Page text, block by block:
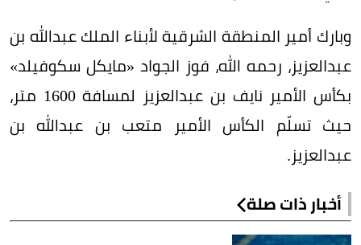
وبارك أمير المنطقة الشرقية لأبناء الملك عبدالله بن
عبدالعزيز، رحمه الله، فوز الجواد «مايكل سكوفيلد»
بكأس الأمير نايف بن عبدالعزيز لمسافة 1600 متر،
حيث تسلّم الكأس الأمير متعب بن عبدالله بن
عبدالعزيز.
أخبار ذات صلة